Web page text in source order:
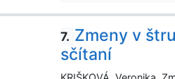
7. Zmeny v
sčítaní